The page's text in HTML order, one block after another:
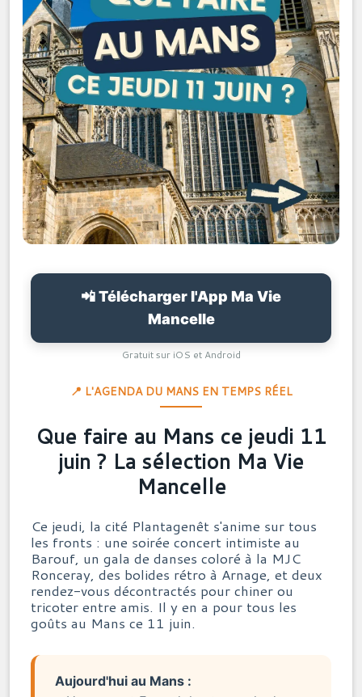
📲 Télécharger l'App Ma Vie
Mancelle
Gratuit sur iOS et Android
📍 L'AGENDA DU MANS EN TEMPS RÉEL
Que faire au Mans ce jeudi 11
juin ? La sélection Ma Vie
Mancelle
Ce jeudi, la cité Plantagenêt s'anime sur tous
les fronts : une soirée concert intimiste au
Barouf, un gala de danses coloré à la MJC
Ronceray, des bolides rétro à Arnage, et deux
rendez-vous décontractés pour chiner ou
tricoter entre amis. Il y en a pour tous les
goûts au Mans ce 11 juin.
Aujourd'hui au Mans :